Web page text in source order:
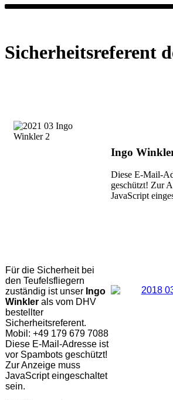
Sicherheitsreferent
Ingo
Diese E-Mail-
geschützt! Zur
JavaScript
Für die Sicherheit bei
den Teufelsfliegern
zuständig ist unser Ingo
Winkler als vom DHV
bestellter
Sicherheitsreferent.
Mobil: +49 179 679 7088
Diese E-Mail-Adresse ist
vor Spambots geschützt!
Zur Anzeige muss
JavaScript eingeschaltet
sein.